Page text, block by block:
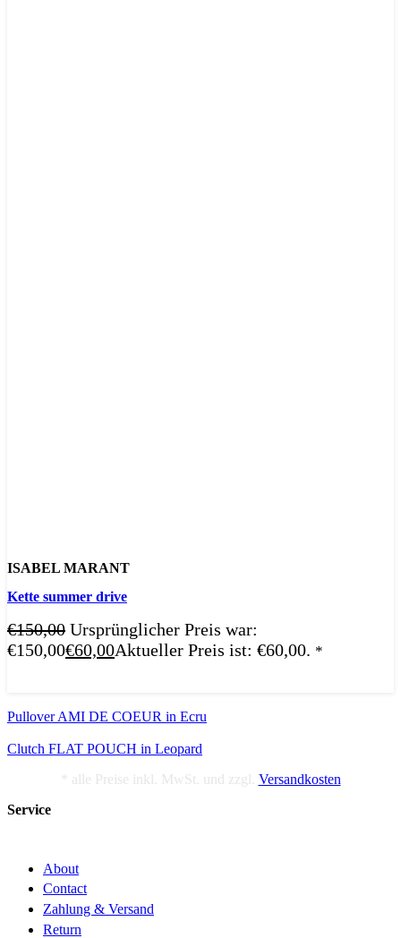
ISABEL MARANT
Kette summer drive
€150,00 Ursprünglicher Preis war:
€150,00€60,00Aktueller Preis ist: €60,00. *
Pullover AMI DE COEUR in Ecru
Clutch FLAT POUCH in Leopard
* alle Preise inkl. MwSt. und zzgl. Versandkosten
Service
About
Contact
Zahlung & Versand
Return